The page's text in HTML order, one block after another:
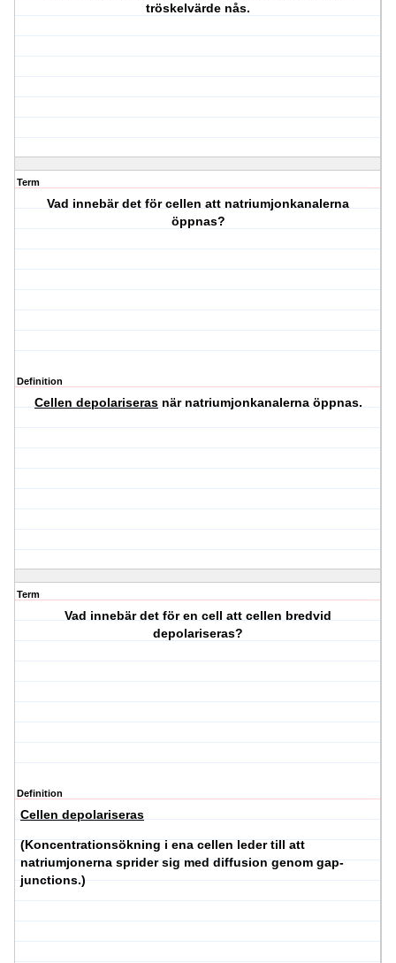
tröskelvärde nås.
Term
Vad innebär det för cellen att natriumjonkanalerna
öppnas?
Definition
Cellen depolariserasnär natriumjonkanalerna öppnas.
Term
Vad innebär det för en cell att cellen bredvid
depolariseras?
Definition
Cellen depolariseras
(Koncentrationsökning i ena cellen leder till att
natriumjonerna sprider sig med diffusion genom gap-
junctions.)